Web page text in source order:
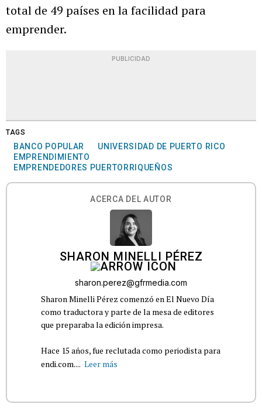
total de 49 países en la facilidad para
emprender.
PUBLICIDAD
TAGS
BANCO POPULAR
UNIVERSIDAD DE PUERTO RICO
EMPRENDIMIENTO
EMPRENDEDORES PUERTORRIQUEÑOS
ACERCA DEL AUTOR
SHARON MINELLI PÉREZ
sharon.perez@gfrmedia.com
Sharon Minelli Pérez comenzó en El Nuevo Día
como traductora y parte de la mesa de editores
que preparaba la edición impresa.
Hace 15 años, fue reclutada como periodista para
endi.com.... Leer más